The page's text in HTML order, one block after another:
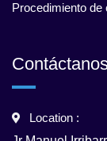
Procedimiento
Location :